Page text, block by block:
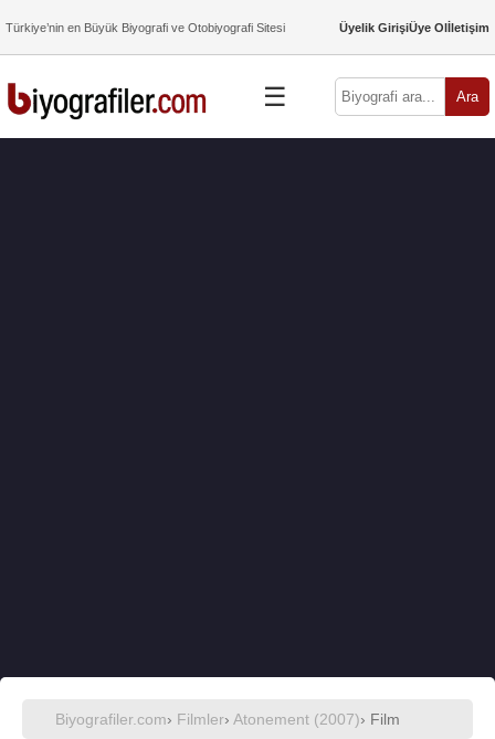
Türkiye’nin en Büyük Biyografi ve Otobiyografi Sitesi Üyelik GirişiÜye Olİletişim
☰ Ara
Biyografiler.com› Filmler› Atonement (2007)› Film